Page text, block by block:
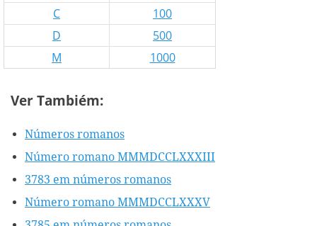
C
100
D
500
M
1000
Ver Tambiém:
Números romanos
Número romano MMMDCCLXXXIII
3783 em números romanos
Número romano MMMDCCLXXXV